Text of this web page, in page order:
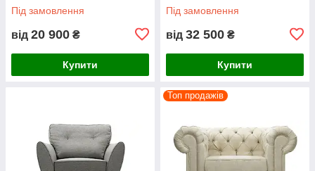
Під замовлення
від 20 900 ₴
Купити
Під замовлення
від 32 500 ₴
Купити
Топ продажів